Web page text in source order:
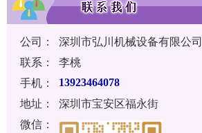
公司：
深圳市弘川机械设备有限公司
联系：
李桃
手机：
13923464078
地址：
深圳市宝安区福永街
微信：